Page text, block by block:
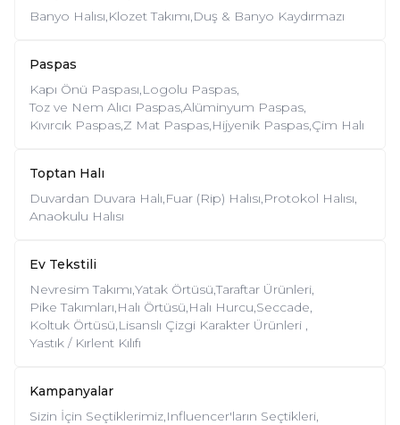
Banyo Halısı,Klozet Takımı,Duş & Banyo Kaydırmazı
Paspas
Kapı Önü Paspası,Logolu Paspas,
Toz ve Nem Alıcı Paspas,Alüminyum Paspas,
Kıvırcık Paspas,Z Mat Paspas,Hijyenik Paspas,Çim Halı
Toptan Halı
Duvardan Duvara Halı,Fuar (Rip) Halısı,Protokol Halısı,
Anaokulu Halısı
Ev Tekstili
Nevresim Takımı,Yatak Örtüsü,Taraftar Ürünleri,
Pike Takımları,Halı Örtüsü,Halı Hurcu,Seccade,
Koltuk Örtüsü,Lisanslı Çizgi Karakter Ürünleri ,
Yastık / Kırlent Kılıfı
Kampanyalar
Sizin İçin Seçtiklerimiz,Influencer'ların Seçtikleri,